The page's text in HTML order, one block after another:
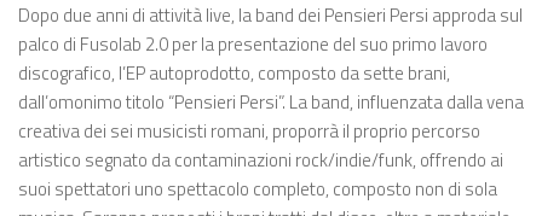
Dopo due anni di attività live, la band dei Pensieri Persi approda sul
palco di Fusolab 2.0 per la presentazione del suo primo lavoro
discografico, l’EP autoprodotto, composto da sette brani,
dall’omonimo titolo “Pensieri Persi”. La band, influenzata dalla vena
creativa dei sei musicisti romani, proporrà il proprio percorso
artistico segnato da contaminazioni rock/indie/funk, offrendo ai
suoi spettatori uno spettacolo completo, composto non di sola